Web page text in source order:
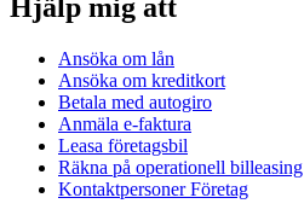
Hjälp mig att
Ansöka om lån
Ansöka om kreditkort
Betala med autogiro
Anmäla e-faktura
Leasa företagsbil
Räkna på operationell billeasing
Kontaktpersoner Företag